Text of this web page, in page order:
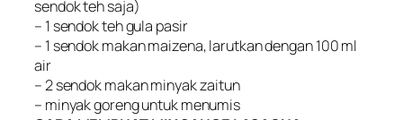
sendok teh saja)
– 1 sendok teh gula pasir
– 1 sendok makan maizena, larutkan dengan 100 ml
air
– 2 sendok makan minyak zaitun
– minyak goreng untuk menumis